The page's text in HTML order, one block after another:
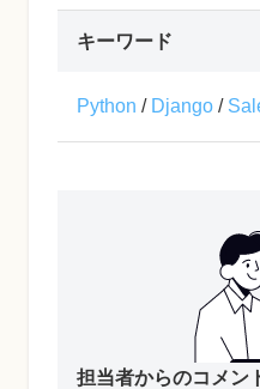
キーワード
Python / Django /
担当者からのコメン